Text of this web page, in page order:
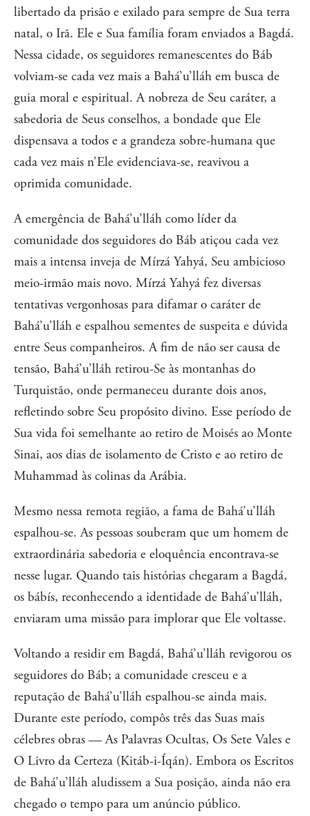
libertado da prisão e exilado para sempre de Sua terra
natal, o Irã. Ele e Sua família foram enviados a Bagdá.
Nessa cidade, os seguidores remanescentes do Báb
volviam-se cada vez mais a Bahá’u’lláh em busca de
guia moral e espiritual. A nobreza de Seu caráter, a
sabedoria de Seus conselhos, a bondade que Ele
dispensava a todos e a grandeza sobre-humana que
cada vez mais n’Ele evidenciava-se, reavivou a
oprimida comunidade.
A emergência de Bahá’u’lláh como líder da
comunidade dos seguidores do Báb atiçou cada vez
mais a intensa inveja de Mírzá Yahyá, Seu ambicioso
meio-irmão mais novo. Mírzá Yahyá fez diversas
tentativas vergonhosas para difamar o caráter de
Bahá’u’lláh e espalhou sementes de suspeita e dúvida
entre Seus companheiros. A fim de não ser causa de
tensão, Bahá’u’lláh retirou-Se às montanhas do
Turquistão, onde permaneceu durante dois anos,
refletindo sobre Seu propósito divino. Esse período de
Sua vida foi semelhante ao retiro de Moisés ao Monte
Sinai, aos dias de isolamento de Cristo e ao retiro de
Muhammad às colinas da Arábia.
Mesmo nessa remota região, a fama de Bahá’u’lláh
espalhou-se. As pessoas souberam que um homem de
extraordinária sabedoria e eloquência encontrava-se
nesse lugar. Quando tais histórias chegaram a Bagdá,
os bábís, reconhecendo a identidade de Bahá’u’lláh,
enviaram uma missão para implorar que Ele voltasse.
Voltando a residir em Bagdá, Bahá’u’lláh revigorou os
seguidores do Báb; a comunidade cresceu e a
reputação de Bahá’u’lláh espalhou-se ainda mais.
Durante este período, compôs três das Suas mais
célebres obras — As Palavras Ocultas, Os Sete Vales e
O Livro da Certeza (Kitáb-i-Íqán). Embora os Escritos
de Bahá’u’lláh aludissem a Sua posição, ainda não era
chegado o tempo para um anúncio público.